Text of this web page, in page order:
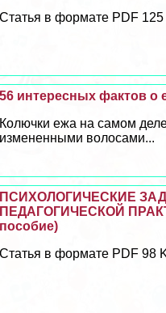
Статья в формате PDF 125
56 интересных фактов о
Колючки ежа на самом
измененными волосами...
ПСИХОЛОГИЧЕСКИЕ
ПЕДАГОГИЧЕСКОЙ
пособие)
Статья в формате PDF 98